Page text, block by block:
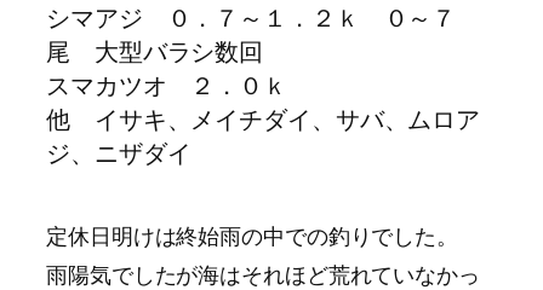
シマアジ ０．７～１．２ｋ ０～７
尾 大型バラシ数回
スマカツオ ２．０ｋ
他 イサキ、メイチダイ、サバ、ムロア
ジ、ニザダイ
定休日明けは終始雨の中での釣りでした。
雨陽気でしたが海はそれほど荒れていなかっ